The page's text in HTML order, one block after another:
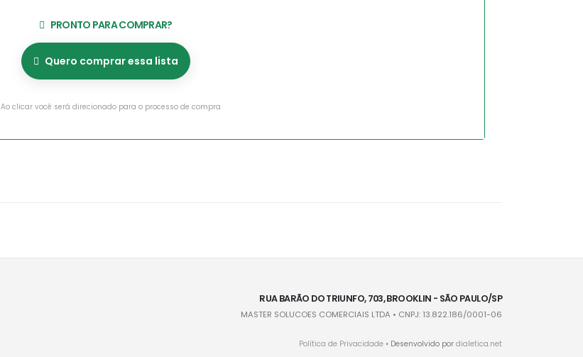
PRONTO PARA COMPRAR?
Quero comprar essa lista
Ao clicar você será direcionado para o processo de compra
RUA BARÃO DO TRIUNFO, 703, BROOKLIN - SÃO PAULO/SP
MASTER SOLUCOES COMERCIAIS LTDA • CNPJ: 13.822.186/0001-06
Política de Privacidade • Desenvolvido por dialetica.net